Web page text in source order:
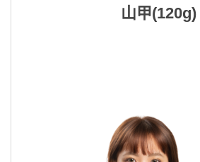
山甲(120g)